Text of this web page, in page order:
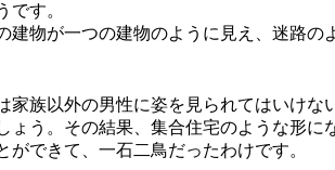
す。
建物が一つの建物のように見え、迷路の
族以外の男性に姿を見られてはいけな
ょう。その結果、集合住宅のような形に
できて、一石二鳥だったわけです。